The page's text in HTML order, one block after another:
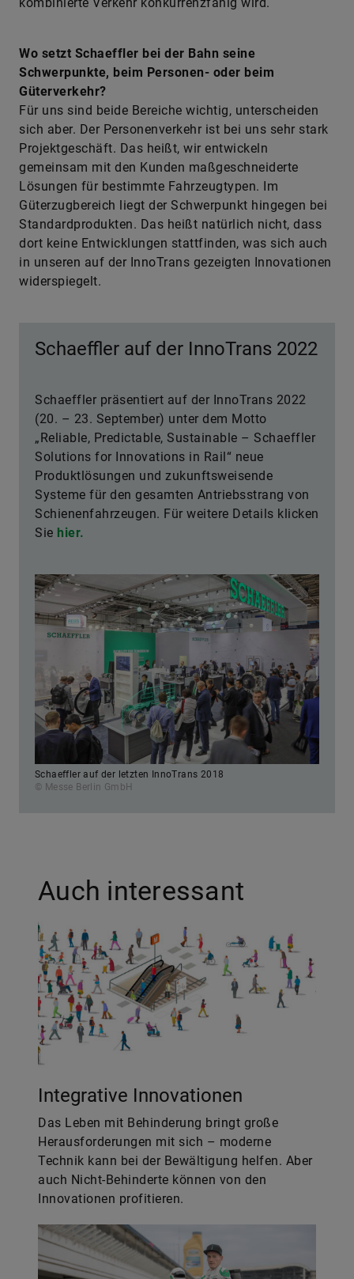
kombinierte Verkehr konkurrenzfähig wird.
Wo setzt Schaeffler bei der Bahn seine
Schwerpunkte, beim Personen- oder beim
Güterverkehr?
Für uns sind beide Bereiche wichtig, unterscheiden
sich aber. Der Personenverkehr ist bei uns sehr stark
Projektgeschäft. Das heißt, wir entwickeln
gemeinsam mit den Kunden maßgeschneiderte
Lösungen für bestimmte Fahrzeugtypen. Im
Güterzugbereich liegt der Schwerpunkt hingegen bei
Standardprodukten. Das heißt natürlich nicht, dass
dort keine Entwicklungen stattfinden, was sich auch
in unseren auf der InnoTrans gezeigten Innovationen
widerspiegelt.
Schaeffler auf der InnoTrans 2022
Schaeffler präsentiert auf der InnoTrans 2022
(20. – 23. September) unter dem Motto
„Reliable, Predictable, Sustainable – Schaeffler
Solutions for Innovations in Rail“ neue
Produktlösungen und zukunftsweisende
Systeme für den gesamten Antriebsstrang von
Schienenfahrzeugen. Für weitere Details klicken
Sie hier.
Schaeffler auf der letzten InnoTrans 2018
© Messe Berlin GmbH
Auch interessant
Integrative Innovationen
Das Leben mit Behinderung bringt große
Herausforderungen mit sich – moderne
Technik kann bei der Bewältigung helfen. Aber
auch Nicht-Behinderte können von den
Innovationen profitieren.